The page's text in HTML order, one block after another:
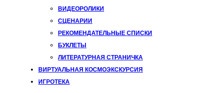
ВИДЕОРОЛИКИ
СЦЕНАРИИ
РЕКОМЕНДАТЕЛЬНЫЕ СПИСКИ
БУКЛЕТЫ
ЛИТЕРАТУРНАЯ СТРАНИЧКА
ВИРТУАЛЬНАЯ КОСМОЭКСКУРСИЯ
ИГРОТЕКА